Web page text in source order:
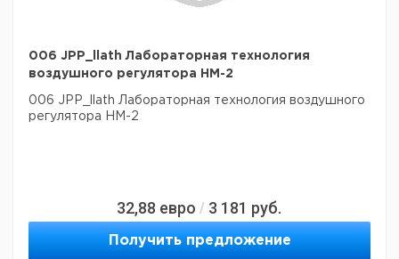
006 JPP_llath Лабораторная технология
воздушного регулятора HM-2
006 JPP_llath Лабораторная технология воздушного
регулятора HM-2
32,88 евро / 3 181 руб.
Получить предложение